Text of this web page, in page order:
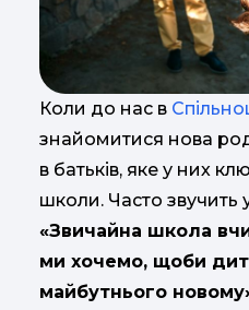
Коли до нас в
знайомитися нова
в батьків, яке у них
школи. Часто звучить
«Звичайна школа
ми хочемо, щоби
майбутнього